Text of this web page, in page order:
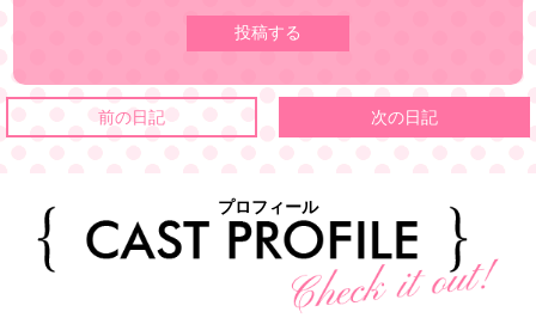
前の日記 次の日記
プロフィール